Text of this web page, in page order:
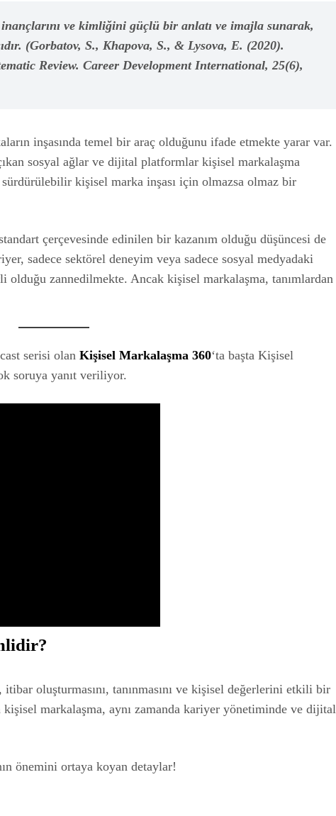
ve kimliğini güçlü bir anlatı ve imajla sunarak,
(Gorbatov, S., Khapova, S., & Lysova, E. (2020).
Review. Career Development International, 25(6),
inşasında temel bir araç olduğunu ifade etmekte yarar var.
sosyal ağlar ve dijital platformlar kişisel markalaşma
kişisel marka inşası için olmazsa olmaz bir
çerçevesinde edinilen bir kazanım olduğu düşüncesi de
sadece sektörel deneyim veya sadece sosyal medyadaki
olduğu zannedilmekte. Ancak kişisel markalaşma, tanımlardan
serisi olan Kişisel Markalaşma 360‘ta başta Kişisel
soruya yanıt veriliyor.
oluşturmasını, tanınmasını ve kişisel değerlerini etkili bir
markalaşma, aynı zamanda kariyer yönetiminde ve dijital
önemini ortaya koyan detaylar!